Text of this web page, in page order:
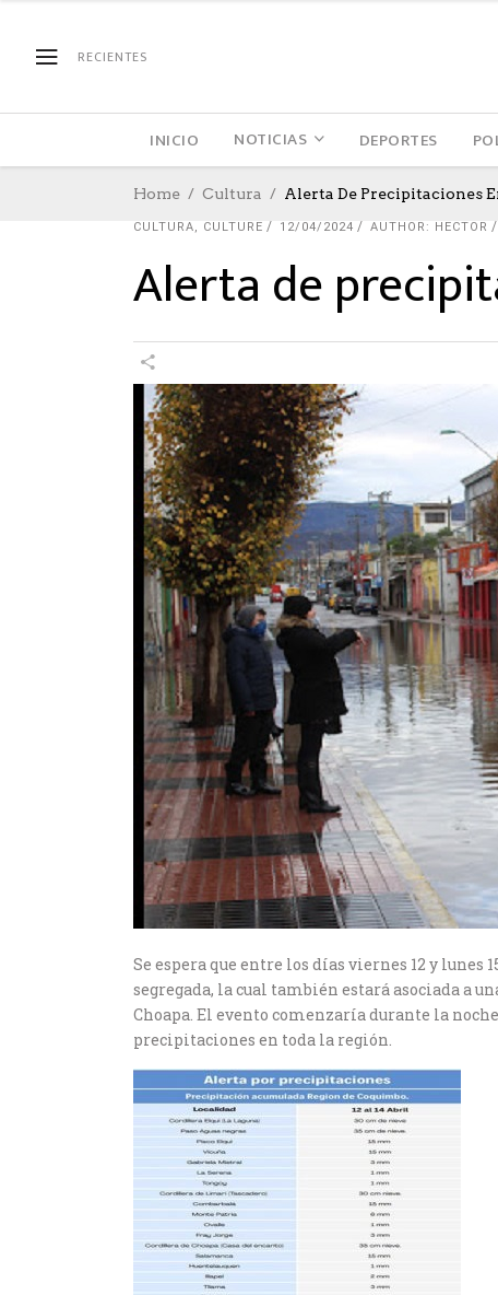
RECIENTES
INICIO NOTICIAS DEPORTES
Home Cultura Alerta De Precipitaciones
CULTURA, CULTURE 12/04/2024 AUTHOR: HECTOR
Alerta de
Se espera que entre los días viernes 12 y lunes
segregada, la cual también estará asociada a
Choapa. El evento comenzaría durante la
precipitaciones en toda la región.